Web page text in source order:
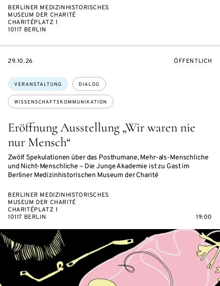
BERLINER MEDIZINHISTORISCHES
MUSEUM DER CHARITÉ
CHARITÉPLATZ 1
10117 BERLIN
Eröffnung Ausstellung „Wir waren nie
nur Mensch“
Zwölf Spekulationen über das Posthumane, Mehr-als-Menschliche
und Nicht-Menschliche – Die Junge Akademie ist zu Gast im
Berliner Medizinhistorischen Museum der Charité
Themen:
VERANSTALTUNG DIALOG
WISSENSCHAFTSKOMMUNIKATION
EVENTBEGINSON
29.10.26 ÖFFENTLICH
BERLINER MEDIZINHISTORISCHES
MUSEUM DER CHARITÉ
CHARITÉPLATZ 1
10117 BERLIN
19:00